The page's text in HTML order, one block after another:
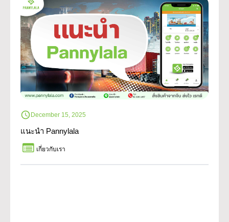
December 15, 2025
แนะนำ Pannylala
เกี่ยวกับเรา